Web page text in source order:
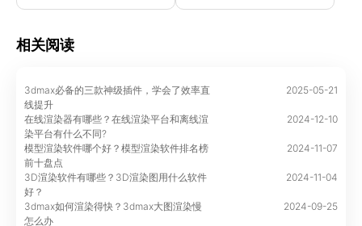
相关阅读
3dmax必备的三款神级插件，学会了效率直
线提升
2025-05-21
在线渲染器有哪些？在线渲染平台和离线渲
染平台有什么不同?
2024-12-10
模型渲染软件哪个好？模型渲染软件排名榜
前十盘点
2024-11-07
3D渲染软件有哪些？3D渲染图用什么软件
好？
2024-11-04
3dmax如何渲染得快？3dmax大图渲染慢
怎么办
2024-09-25